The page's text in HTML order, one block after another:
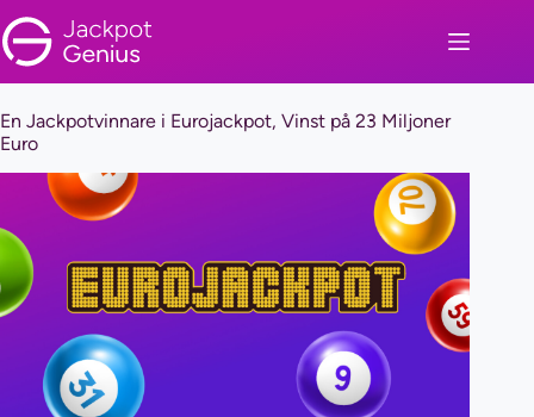
to
content
En Jackpotvinnare i Eurojackpot, Vinst på 23 Miljoner
Euro